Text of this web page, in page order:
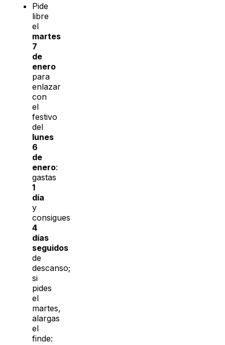
Pide
libre
el
martes
7
de
enero
para
enlazar
con
el
festivo
del
lunes
6
de
enero:
gastas
1
día
y
consigues
4
días
seguidos
de
descanso;
si
pides
el
martes,
alargas
el
finde: